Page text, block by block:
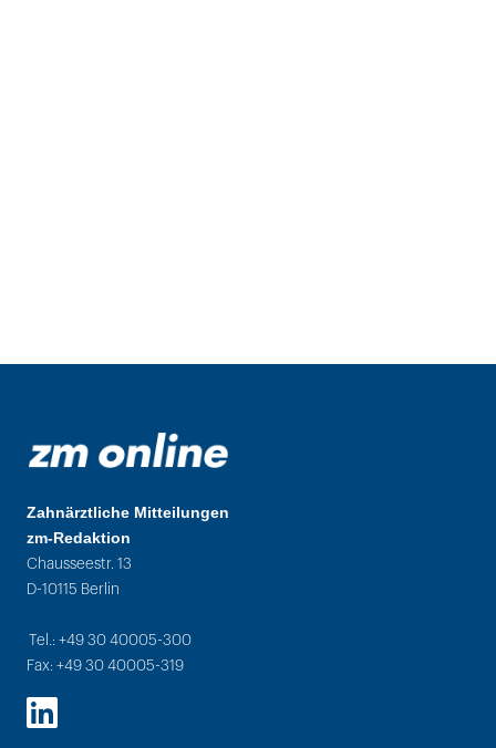
Zahnärztliche Mitteilungen
zm-Redaktion
Chausseestr. 13
D-10115 Berlin
Tel.: +49 30 40005-300
Fax: +49 30 40005-319
LinkedIn